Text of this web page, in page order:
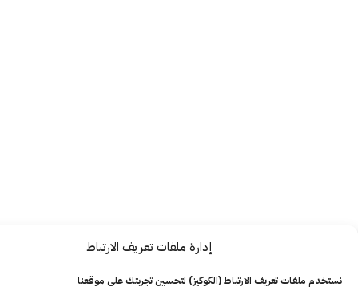
إدارة ملفات تعريف الارتباط
تعريف الارتباط (الكوكيز) لتحسين تجربتك على موقعنا